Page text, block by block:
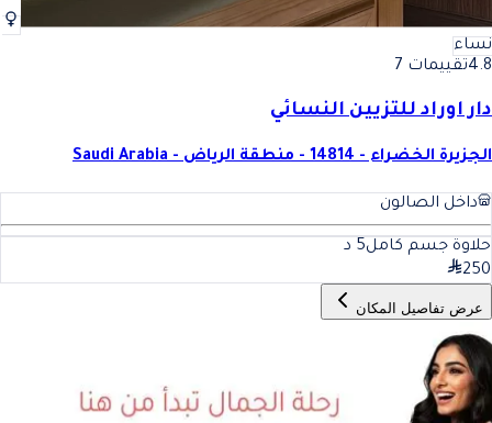
نساء
4.8تقييمات 7
دار اوراد للتزيين النسائي
الجزيرة الخضراء - 14814 - منطقة الرياض - Saudi Arabia
داخل الصالون
حلاوة جسم كامل5 د
250
عرض تفاصيل المكان